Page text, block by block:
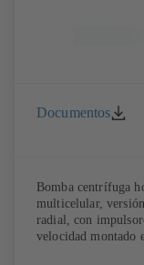
Documentos
Bomba centrífuga
multicelular,
radial, con
velocidad montado